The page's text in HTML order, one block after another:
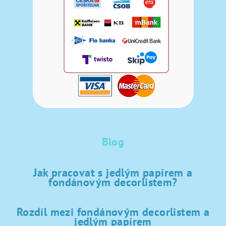
Blog
Jak pracovat s jedlým papírem a
fondánovým decorlistem?
Rozdíl mezi fondánovým decorlistem a
jedlým papírem